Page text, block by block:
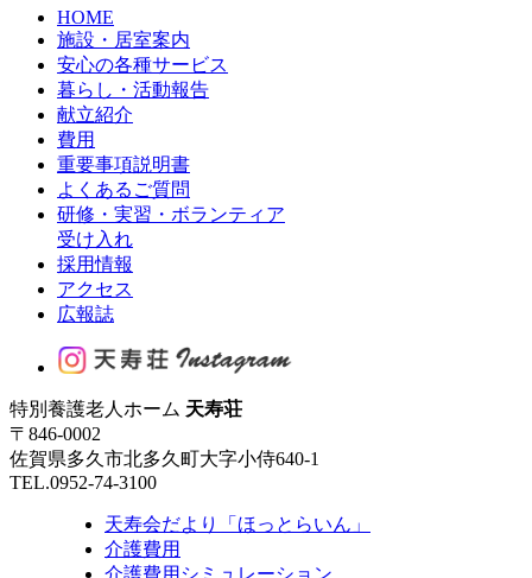
HOME
施設・居室案内
安心の各種サービス
暮らし・活動報告
献立紹介
費用
重要事項説明書
よくあるご質問
研修・実習・ボランティア
受け入れ
採用情報
アクセス
広報誌
特別養護老人ホーム 天寿荘
〒846-0002
佐賀県多久市北多久町大字小侍640-1
TEL.0952-74-3100
天寿会だより「ほっとらいん」
介護費用
介護費用シミュレーション